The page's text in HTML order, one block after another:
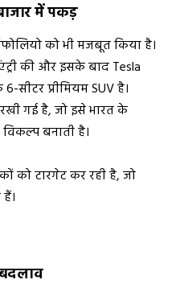
में पकड़
को भी मजबूत किया है।
की और इसके बाद Tesla
सीटर प्रीमियम SUV है।
गई है, जो इसे भारत के
बनाती है।
को टारगेट कर रही है, जो